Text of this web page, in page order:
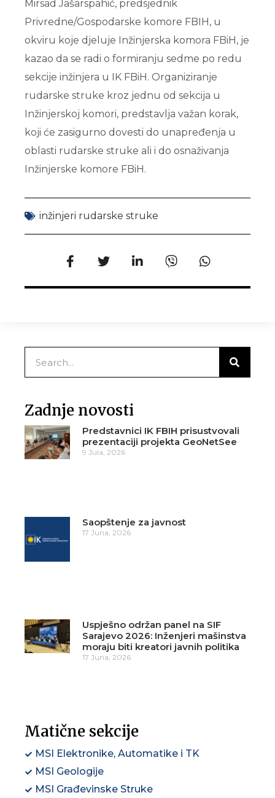
Mirsad Jašarspahić, predsjednik
Privredne/Gospodarske komore FBIH, u
okviru koje djeluje Inžinjerska komora FBiH, je
kazao da se radi o formiranju sedme po redu
sekcije inžinjera u IK FBiH. Organiziranje
rudarske struke kroz jednu od sekcija u
Inžinjerskoj komori, predstavlja važan korak,
koji će zasigurno dovesti do unapređenja u
oblasti rudarske struke ali i do osnaživanja
Inžinjerske komore FBiH.
inžinjeri rudarske struke
Zadnje novosti
Predstavnici IK FBIH prisustvovali
prezentaciji projekta GeoNetSee
9 Jula, 2026
Saopštenje za javnost
17 Juna, 2026
Uspješno održan panel na SIF
Sarajevo 2026: Inženjeri mašinstva
moraju biti kreatori javnih politika
17 Juna, 2026
Matične sekcije
MSI Elektronike, Automatike i TK
MSI Geologije
MSI Građevinske Struke